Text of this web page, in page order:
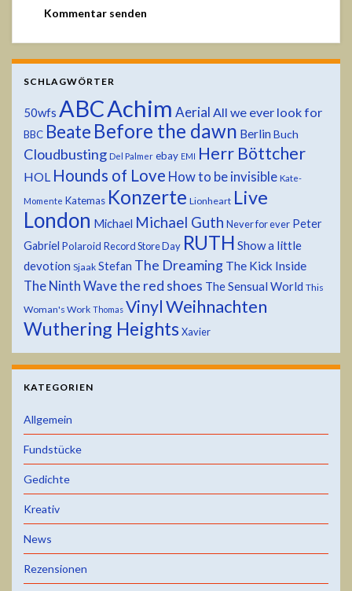
SCHLAGWÖRTER
50wfs ABCAchim Aerial All we ever look for
BBC Beate Before the dawn Berlin Buch
Cloudbusting Del Palmer ebay EMI Herr Böttcher
HOL Hounds of Love How to be invisible Kate-
Momente Katemas Konzerte Lionheart Live
London Michael Michael Guth Never for ever Peter
Gabriel Polaroid Record Store Day RUTH Show a little
devotion Sjaak Stefan The Dreaming The Kick Inside
The Ninth Wavethe red shoes The Sensual World This
Woman's Work Thomas VinylWeihnachten
Wuthering Heights Xavier
KATEGORIEN
Allgemein
Fundstücke
Gedichte
Kreativ
News
Rezensionen